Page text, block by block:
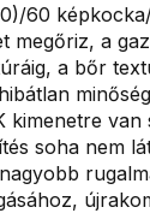
60
megőriz, a
a bőr
kimenetre van
soha nem